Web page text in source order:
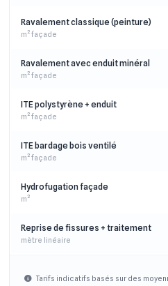
Ravalement classique (peinture)
m² façade
Ravalement avec enduit minéral
m² façade
ITE polystyrène + enduit
m² façade
ITE bardage bois ventilé
m² façade
Hydrofugation façade
m²
Reprise de fissures + traitement
mètre linéaire
Tarifs indicatifs basés sur des